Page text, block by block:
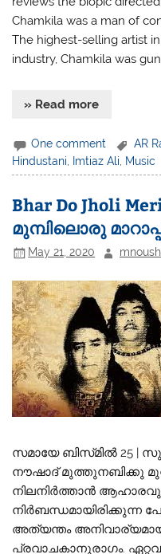
Chamkila was a man of
The highest-selling artist
industry, Chamkila was
» Read more
One comment AR
Hindustani
Imtiaz Ali Music
Bhar Do Jholi
മുമ്പിലൊരു
May 21, 2020
സമായേ ബിസ്‌മിൽ 25 |
നൗഷാദ് മുത്തുനബിക്കു
നിലനിർത്താൻ
അത്യന്തം
പ്രവാചകാനുരാഗം.